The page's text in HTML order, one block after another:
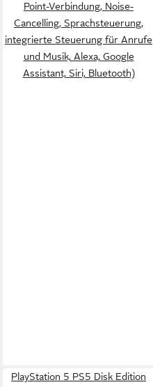
Point-Verbindung, Noise-
Cancelling, Sprachsteuerung,
integrierte Steuerung für Anrufe
und Musik, Alexa, Google
Assistant, Siri, Bluetooth)
PlayStation 5 PS5 Disk Edition